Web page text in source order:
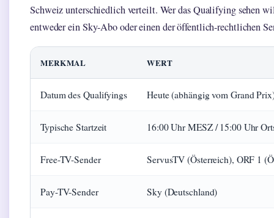
Schweiz unterschiedlich verteilt. Wer das Qualifying sehen
entweder ein Sky-Abo oder einen der öffentlich-rechtlichen
MERKMAL WERT
Datum des Qualifyings Heute (abhängig vom Grand
Typische Startzeit 16:00 Uhr MESZ / 15:00 Uhr
Free-TV-Sender ServusTV (Österreich), ORF 1
Pay-TV-Sender Sky (Deutschland)